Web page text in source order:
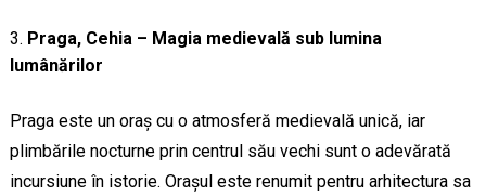
Praga, Cehia – Magia medievală sub lumina
lumânărilor
Praga este un oraș cu o atmosferă medievală unică, iar
plimbările nocturne prin centrul său vechi sunt o adevărată
incursiune în istorie. Orașul este renumit pentru arhitectura sa